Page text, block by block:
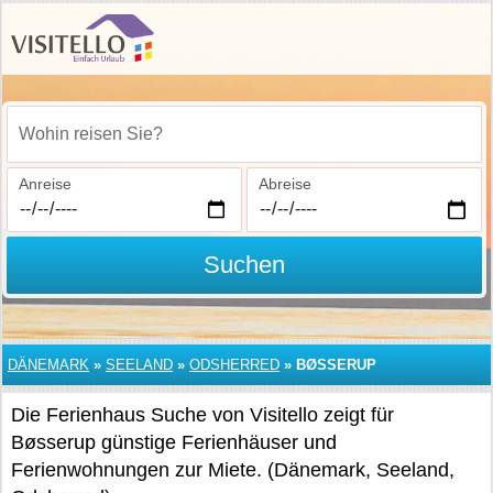
Wohin reisen Sie?
Anreise Abreise
Suchen
DÄNEMARK » SEELAND » ODSHERRED » BØSSERUP
Die Ferienhaus Suche von Visitello zeigt für
Bøsserup günstige Ferienhäuser und
Ferienwohnungen zur Miete. (Dänemark, Seeland,